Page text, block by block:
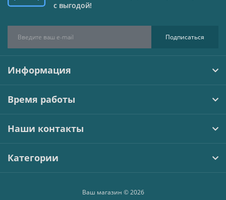
с выгодой!
Подписаться
Информация
Время работы
Наши контакты
Категории
Ваш магазин © 2026